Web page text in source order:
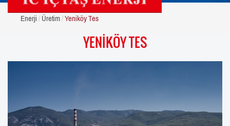
Enerji Üretim Yeniköy Tes
YENİKÖY TES